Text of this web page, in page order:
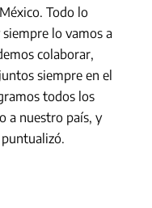
Todo lo
lo vamos a
colaborar,
siempre en el
todos los
a nuestro país, y